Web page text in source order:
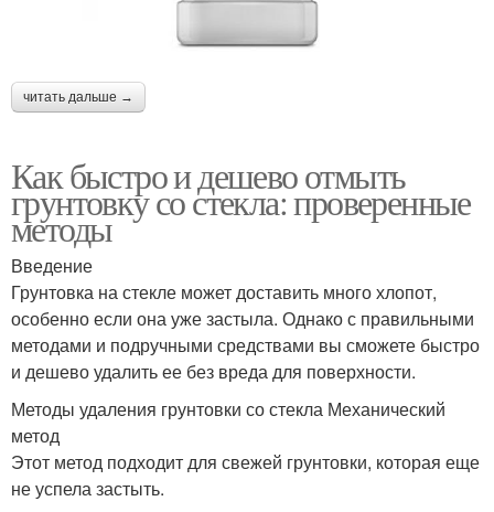
читать дальше →
Как быстро и дешево отмыть
грунтовку со стекла: проверенные
методы
Введение
Грунтовка на стекле может доставить много хлопот,
особенно если она уже застыла. Однако с правильными
методами и подручными средствами вы сможете быстро
и дешево удалить ее без вреда для поверхности.
Методы удаления грунтовки со стекла Механический
метод
Этот метод подходит для свежей грунтовки, которая еще
не успела застыть.